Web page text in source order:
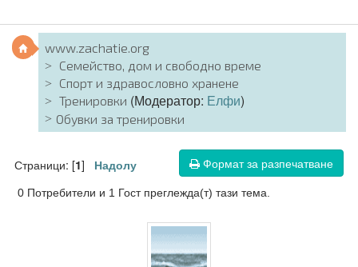
www.zachatie.org
Семейство, дом и свободно време
Спорт и здравословно хранене
Тренировки (Модератор: Елфи)
Обувки за тренировки
Формат за разпечатване
Страници: [1] Надолу
0 Потребители и 1 Гост преглежда(т) тази тема.